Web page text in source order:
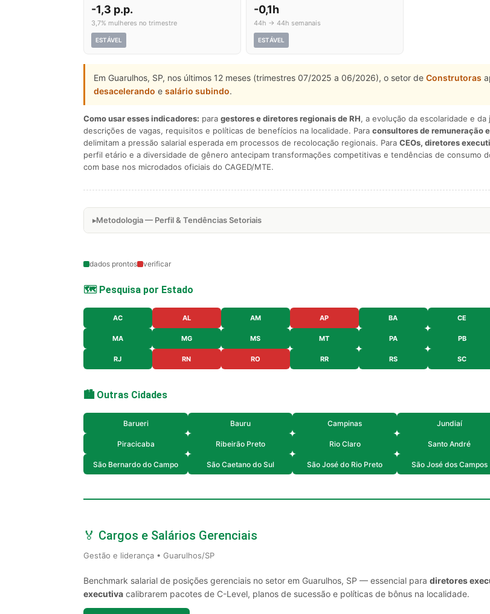
-1,3 p.p.
3,7% mulheres no trimestre
ESTÁVEL
-0,1h
44h → 44h semanais
ESTÁVEL
Em Guarulhos, SP, nos últimos 12 meses (trimestres 07/2025 a 06/2026), o setor de Construtoras
desacelerando e salário subindo.
Como usar esses indicadores: para gestores e diretores regionais de RH, a evolução da escolaridade e
descrições de vagas, requisitos e políticas de benefícios na localidade. Para consultores de remuneração
delimitam a pressão salarial esperada em processos de recolocação regionais. Para CEOs, diretores
perfil etário e a diversidade de gênero antecipam transformações competitivas e tendências de consumo
com base nos microdados oficiais do CAGED/MTE.
Metodologia — Perfil & Tendências Setoriais
dados prontos verificar
🗺️ Pesquisa por Estado
AC AL AM AP BA CE
MA MG MS MT PA PB
RJ RN RO RR RS SC
🏙️ Outras Cidades
Barueri Bauru Campinas Jundiaí
Piracicaba Ribeirão Preto Rio Claro Santo André
São Bernardo do Campo São Caetano do Sul São José do Rio Preto São José dos Campos
🏅 Cargos e Salários Gerenciais
Gestão e liderança • Guarulhos/SP
Benchmark salarial de posições gerenciais no setor em Guarulhos, SP — essencial para diretores
executiva calibrarem pacotes de C-Level, planos de sucessão e políticas de bônus na localidade.